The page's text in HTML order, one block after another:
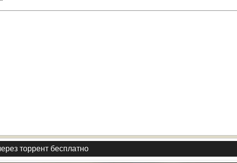
торрент бесплатно